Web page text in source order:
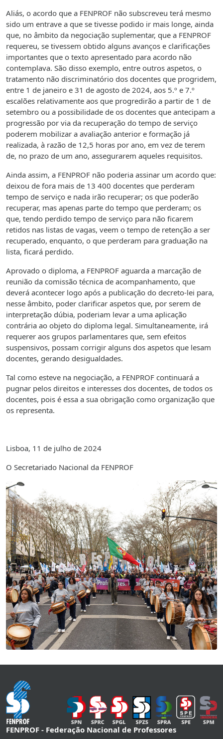
Aliás, o acordo que a FENPROF não subscreveu terá mesmo
sido um entrave a que se tivesse podido ir mais longe, ainda
que, no âmbito da negociação suplementar, que a FENPROF
requereu, se tivessem obtido alguns avanços e clarificações
importantes que o texto apresentado para acordo não
contemplava. São disso exemplo, entre outros aspetos, o
tratamento não discriminatório dos docentes que progridem,
entre 1 de janeiro e 31 de agosto de 2024, aos 5.º e 7.º
escalões relativamente aos que progredirão a partir de 1 de
setembro ou a possibilidade de os docentes que antecipam a
progressão por via da recuperação do tempo de serviço
poderem mobilizar a avaliação anterior e formação já
realizada, à razão de 12,5 horas por ano, em vez de terem
de, no prazo de um ano, assegurarem aqueles requisitos.
Ainda assim, a FENPROF não poderia assinar um acordo que:
deixou de fora mais de 13 400 docentes que perderam
tempo de serviço e nada irão recuperar; os que poderão
recuperar, mas apenas parte do tempo que perderam; os
que, tendo perdido tempo de serviço para não ficarem
retidos nas listas de vagas, veem o tempo de retenção a ser
recuperado, enquanto, o que perderam para graduação na
lista, ficará perdido.
Aprovado o diploma, a FENPROF aguarda a marcação de
reunião da comissão técnica de acompanhamento, que
deverá acontecer logo após a publicação do decreto-lei para,
nesse âmbito, poder clarificar aspetos que, por serem de
interpretação dúbia, poderiam levar a uma aplicação
contrária ao objeto do diploma legal. Simultaneamente, irá
requerer aos grupos parlamentares que, sem efeitos
suspensivos, possam corrigir alguns dos aspetos que lesam
docentes, gerando desigualdades.
Tal como esteve na negociação, a FENPROF continuará a
pugnar pelos direitos e interesses dos docentes, de todos os
docentes, pois é essa a sua obrigação como organização que
os representa.
Lisboa, 11 de julho de 2024
O Secretariado Nacional da FENPROF
FENPROF - Federação Nacional de Professores